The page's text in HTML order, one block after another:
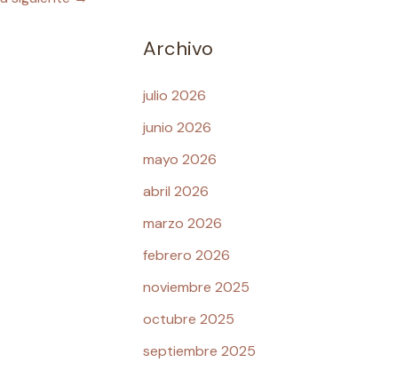
Archivo
julio 2026
junio 2026
mayo 2026
abril 2026
marzo 2026
febrero 2026
noviembre 2025
octubre 2025
septiembre 2025